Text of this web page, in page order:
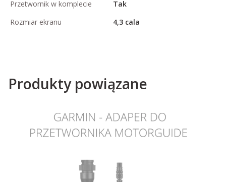
Przetwornik w komplecie
Tak
Rozmiar ekranu
4,3 cala
Produkty powiązane